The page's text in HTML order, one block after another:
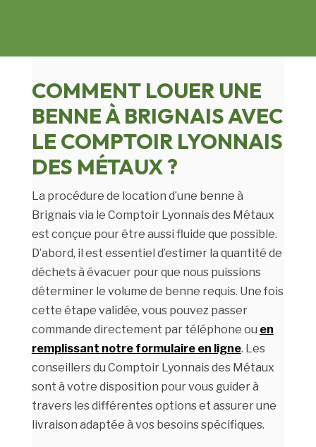
COMMENT LOUER UNE
BENNE À BRIGNAIS AVEC
LE COMPTOIR LYONNAIS
DES MÉTAUX ?
La procédure de location d’une benne à
Brignais via le Comptoir Lyonnais des Métaux
est conçue pour être aussi fluide que possible.
D’abord, il est essentiel d’estimer la quantité de
déchets à évacuer pour que nous puissions
déterminer le volume de benne requis. Une fois
cette étape validée, vous pouvez passer
commande directement par téléphone ou en
remplissant notre formulaire en ligne. Les
conseillers du Comptoir Lyonnais des Métaux
sont à votre disposition pour vous guider à
travers les différentes options et assurer une
livraison adaptée à vos besoins spécifiques.